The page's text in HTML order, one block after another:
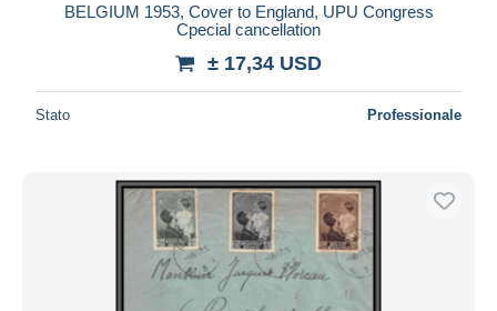
BELGIUM 1953, Cover to England, UPU Congress
Cpecial cancellation
± 17,34 USD
Stato Professionale